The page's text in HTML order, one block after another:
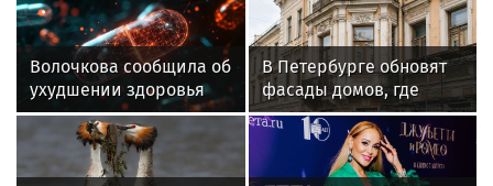
Волочкова сообщила об
ухудшении здоровья
отца Юрия Волочкова
В Петербурге обновят
фасады домов, где
жили Чайковский и
Тургенев